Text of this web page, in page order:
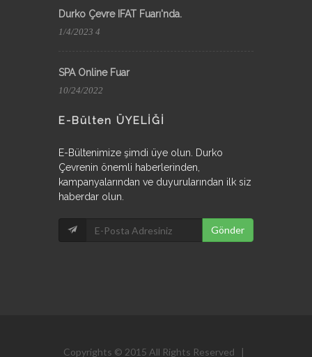
Durko Çevre IFAT Fuarı'nda.
1/4/2023 4
SPA Online Fuar
10/24/2022
E-Bülten ÜYELİĞİ
E-Bültenimize şimdi üye olun. Durko
Çevrenin önemli haberlerinden,
kampanyalarından ve duyurularından ilk siz
haberdar olun.
Copyrights © 2015 All Rights Reserved |